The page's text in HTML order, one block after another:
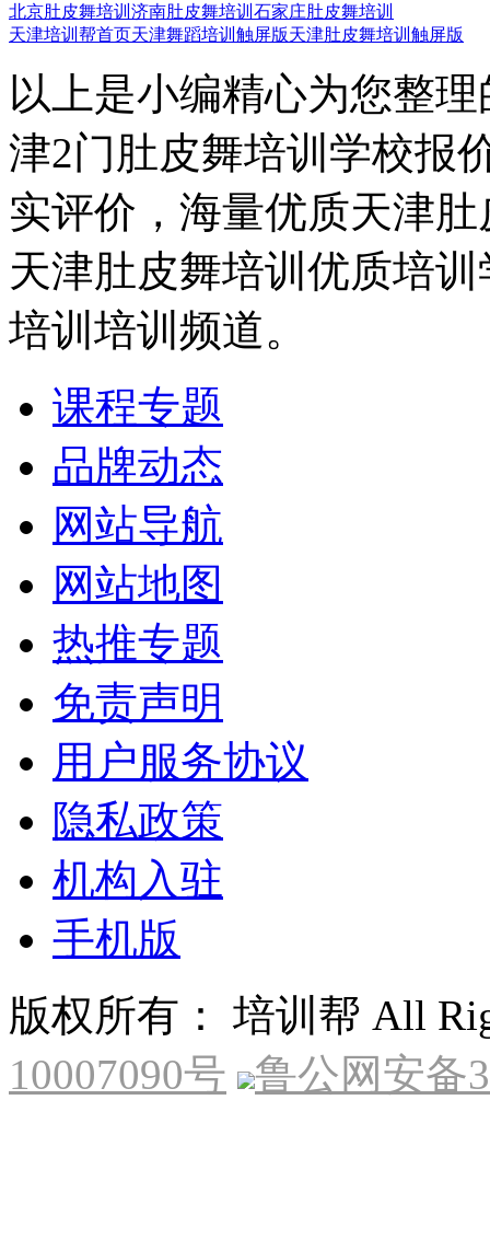
北京肚皮舞培训 济南肚皮舞培训 石家庄肚皮舞培训
天津培训帮首页天津舞蹈培训触屏版天津肚皮舞培训触屏版
以上是小编精心为您整
津2门肚皮舞培训学校报
实评价，海量优质天津
天津肚皮舞培训优质培
培训培训频道。
课程专题
品牌动态
网站导航
网站地图
热推专题
免责声明
用户服务协议
隐私政策
机构入驻
手机版
版权所有： 培训帮 All
10007090号
鲁公网安备